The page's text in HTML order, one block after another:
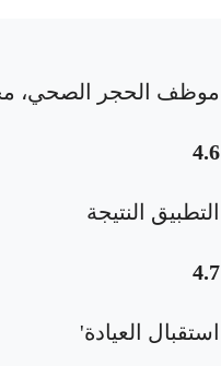
موظف الحجر الصحي،
4.6
التطبيق النتيجة
4.7
استقبال العيادة'